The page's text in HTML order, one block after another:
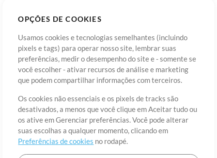
OPÇÕES DE COOKIES
Usamos cookies e tecnologias semelhantes (incluindo
pixels e tags) para operar nosso site, lembrar suas
preferências, medir o desempenho do site e - somente se
você escolher - ativar recursos de análise e marketing
que podem compartilhar informações com terceiros.
Os cookies não essenciais e os pixels de tracks são
desativados, a menos que você clique em Aceitar tudo ou
os ative em Gerenciar preferências. Você pode alterar
suas escolhas a qualquer momento, clicando em
Preferências de cookies no rodapé.
Email or Usuário
Sobre Termos de Uso Política de Privacidade
Preferências de
cookies
Contato
©2006-2026 por MultiTracks LLC. Todos os Direitos Reservados.